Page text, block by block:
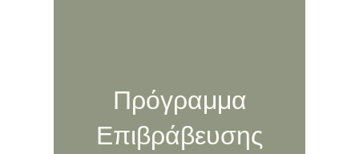
Πρόγραμμα
Επιβράβευσης